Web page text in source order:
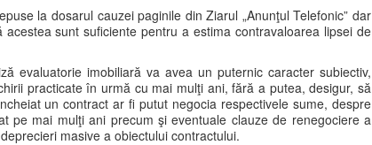
la dosarul cauzei paginile din Ziarul „Anunţul Telefonic” dar
sunt suficiente pentru a estima contravaloarea lipsei de
evaluatorie imobiliară va avea un puternic caracter subiectiv,
practicate în urmă cu mai mulţi ani, fără a putea, desigur, să
un contract ar fi putut negocia respectivele sume, despre
pe mai mulţi ani precum şi eventuale clauze de renegociere a
masive a obiectului contractului.